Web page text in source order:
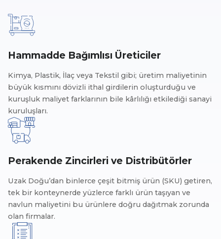
Hammadde Bağımlısı Üreticiler
Kimya, Plastik, İlaç veya Tekstil gibi; üretim maliyetinin
büyük kısmını dövizli ithal girdilerin oluşturduğu ve
kuruşluk maliyet farklarının bile kârlılığı etkilediği sanayi
kuruluşları.
Perakende Zincirleri ve Distribütörler
Uzak Doğu’dan binlerce çeşit bitmiş ürün (SKU) getiren,
tek bir konteynerde yüzlerce farklı ürün taşıyan ve
navlun maliyetini bu ürünlere doğru dağıtmak zorunda
olan firmalar.